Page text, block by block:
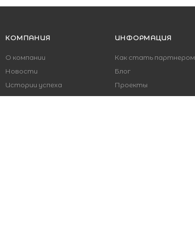
КОМПАНИЯ
О компании
Новости
Истории успеха
Отзывы
ИНФОРМАЦИЯ
Как стать партнером
Блог
Проекты
Политика